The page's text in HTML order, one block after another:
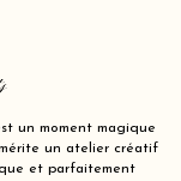
un moment magique
un atelier créatif
et parfaitement